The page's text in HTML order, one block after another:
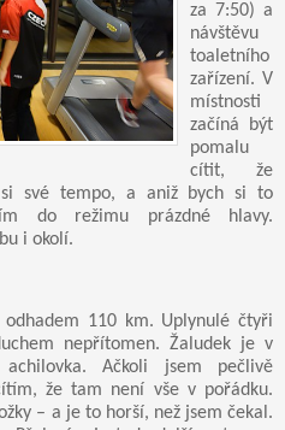
za 7:50) a
návštěvu
toaletního
zařízení. V
místnosti
začíná být
pomalu
cítit, že
své tempo, a aniž bych si to
do režimu prázdné hlavy.
i okolí.
110 km. Uplynulé čtyři
nepřítomen. Žaludek je v
Ačkoli jsem pečlivě
že tam není vše v pořádku.
– a je to horší, než jsem čekal.